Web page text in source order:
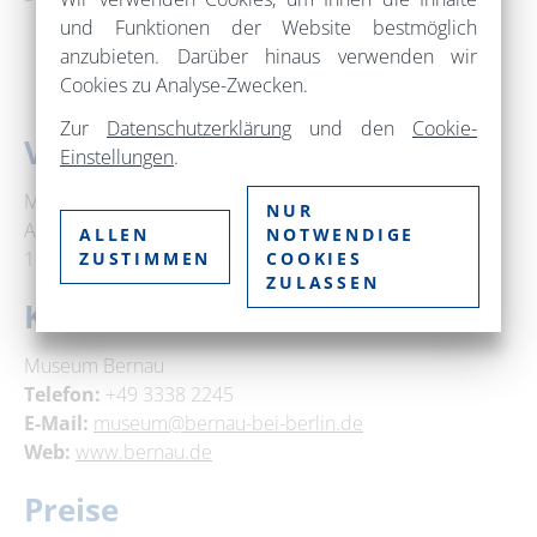
Veranstaltungsort
Museum im Henkerhaus
Am Henkerhaus 1
16321 Bernau bei Berlin
Kontakt
Museum Bernau
Telefon: +49 3338 2245
E-Mail: museum@bernau-bei-berlin.de
Web: www.bernau.de
Preise
und Funktionen der Website bestmöglich
anzubieten. Darüber hinaus verwenden wir
Cookies zu Analyse-Zwecken.
Zur Datenschutzerklärung und den Cookie-
Einstellungen.
ALLEN
ZUSTIMMEN
NUR
NOTWENDIGE
COOKIES
ZULASSEN